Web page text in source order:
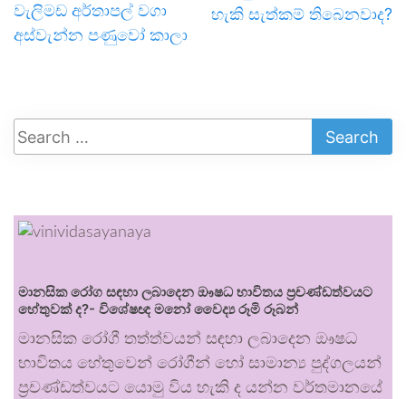
වැලිමඩ අර්තාපල් වගා
අස්වැන්න පණුවෝ කාලා
හැකි සැත්කම් තිබෙනවාද?
මානසික රෝග සඳහා ලබාදෙන ඖෂධ භාවිතය ප්‍රචණ්ඩත්වයට
හේතුවක් ද?- විශේෂඥ මනෝ වෛද්‍ය රූමි රූබන්
මානසික රෝගී තත්ත්වයන් සඳහා ලබාදෙන ඖෂධ
භාවිතය හේතුවෙන් රෝගීන් හෝ සාමාන්‍ය පුද්ගලයන්
ප්‍රචණ්ඩත්වයට යොමු විය හැකි ද යන්න වර්තමානයේ